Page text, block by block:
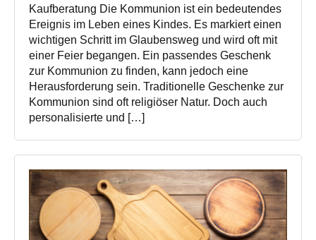
Kaufberatung Die Kommunion ist ein bedeutendes
Ereignis im Leben eines Kindes. Es markiert einen
wichtigen Schritt im Glaubensweg und wird oft mit
einer Feier begangen. Ein passendes Geschenk
zur Kommunion zu finden, kann jedoch eine
Herausforderung sein. Traditionelle Geschenke zur
Kommunion sind oft religiöser Natur. Doch auch
personalisierte und […]